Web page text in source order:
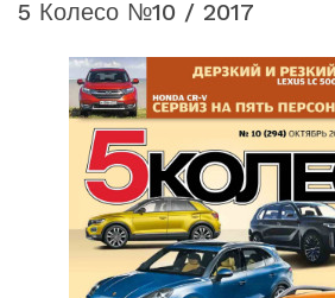
5 Колесо №10 / 2017